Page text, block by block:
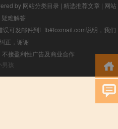
by 网站分类目录 | 精选推荐文章 | 网站
疑难解答
可发邮件到f_fb#foxmail.com说明，我们
正，谢谢
接盈利性广告及商业合作
男孩